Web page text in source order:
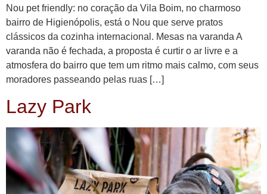
Nou pet friendly: no coração da Vila Boim, no charmoso
bairro de Higienópolis, está o Nou que serve pratos
clássicos da cozinha internacional. Mesas na varanda A
varanda não é fechada, a proposta é curtir o ar livre e a
atmosfera do bairro que tem um ritmo mais calmo, com seus
moradores passeando pelas ruas […]
Lazy Park